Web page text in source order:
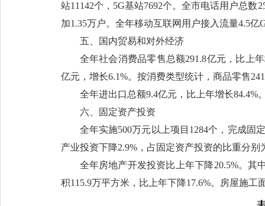
站11142个，5G基站7692个。全市电话用户总数
加1.35万户。全年移动互联网用户接入流量4.5
五、国内贸易和对外经济
全年社会消费品零售总额291.8亿元，比上
亿元，增长6.1%。按消费类型统计，商品零售
全年进出口总额9.4亿元，比上年增长84.4%
六、固定资产投资
全年实施500万元以上项目1284个，完成固
产业投资下降2.9%，占固定资产投资的比重分别
全年房地产开发投资比上年下降20.5%。其
积115.9万平方米，比上年下降17.6%。房屋施工